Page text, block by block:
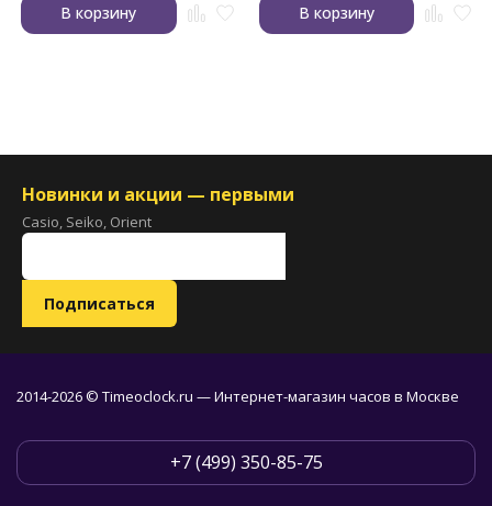
В корзину В корзину
Новинки и акции — первыми
Casio, Seiko, Orient
2014-2026 © Timeoclock.ru — Интернет-магазин часов в Москве
+7 (499) 350-85-75